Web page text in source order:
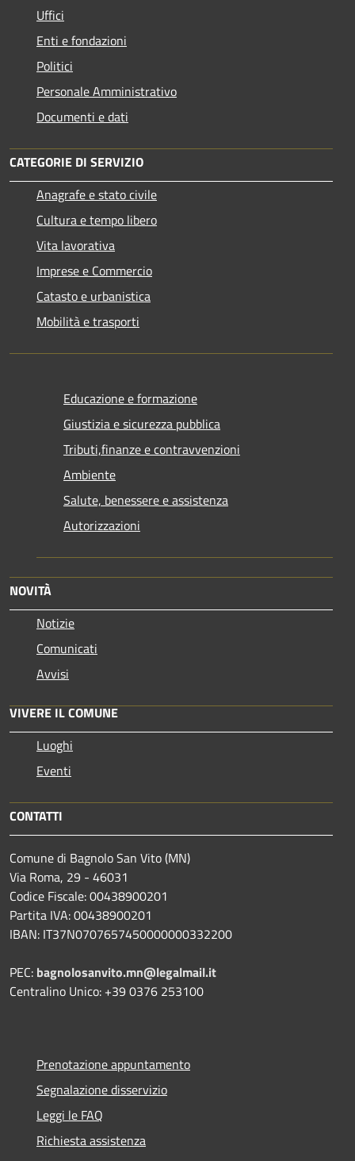
Uffici
Enti e fondazioni
Politici
Personale Amministrativo
Documenti e dati
CATEGORIE DI SERVIZIO
Anagrafe e stato civile
Cultura e tempo libero
Vita lavorativa
Imprese e Commercio
Catasto e urbanistica
Mobilità e trasporti
Educazione e formazione
Giustizia e sicurezza pubblica
Tributi,finanze e contravvenzioni
Ambiente
Salute, benessere e assistenza
Autorizzazioni
NOVITÀ
Notizie
Comunicati
Avvisi
VIVERE IL COMUNE
Luoghi
Eventi
CONTATTI
Comune di Bagnolo San Vito (MN)
Via Roma, 29 - 46031
Codice Fiscale: 00438900201
Partita IVA: 00438900201
IBAN: IT37N0707657450000000332200
PEC: bagnolosanvito.mn@legalmail.it
Centralino Unico: +39 0376 253100
Prenotazione appuntamento
Segnalazione disservizio
Leggi le FAQ
Richiesta assistenza